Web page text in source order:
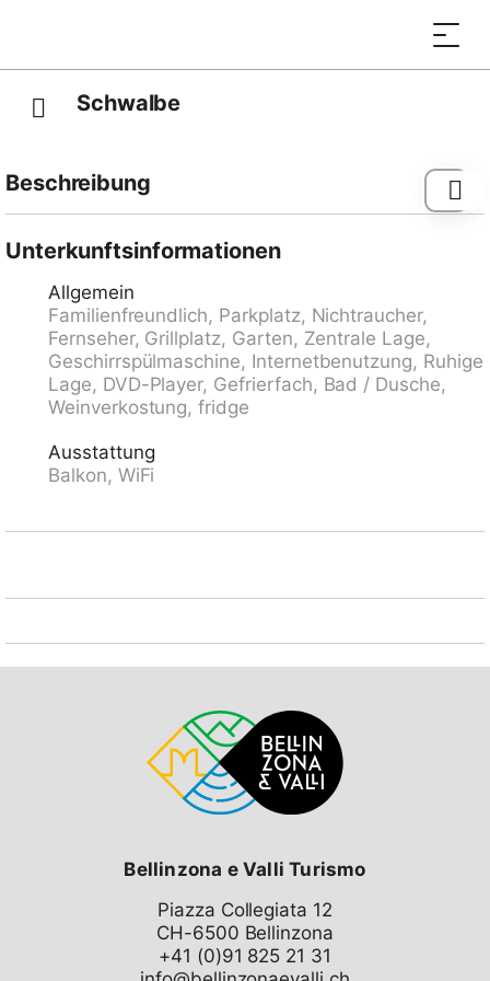
Schwalbe
Beschreibung
"Adelboden, Schlegeli Crystal" 0.1 km, Bahnstation
Unterkunftsinformationen
Allgemein
Familienfreundlich, Parkplatz, Nichtraucher,
Fernseher, Grillplatz, Garten, Zentrale Lage,
Geschirrspülmaschine, Internetbenutzung, Ruhige
Lage, DVD-Player, Gefrierfach, Bad / Dusche,
Weinverkostung, fridge
Ausstattung
Balkon, WiFi
Bellinzona e Valli Turismo
Piazza Collegiata 12
CH-6500 Bellinzona